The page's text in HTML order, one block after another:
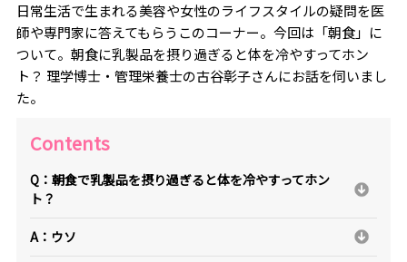
日常生活で生まれる美容や女性のライフスタイルの疑問を医
師や専門家に答えてもらうこのコーナー。今回は「朝食」に
ついて。朝食に乳製品を摂り過ぎると体を冷やすってホン
ト？ 理学博士・管理栄養士の古谷彰子さんにお話を伺いまし
た。
Contents
Q：朝食で乳製品を摂り過ぎると体を冷やすってホン
ト？
A：ウソ